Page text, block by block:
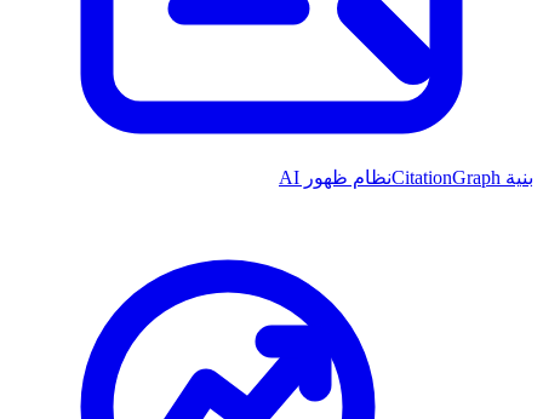
بنية CitationGraph نظام ظهور AI